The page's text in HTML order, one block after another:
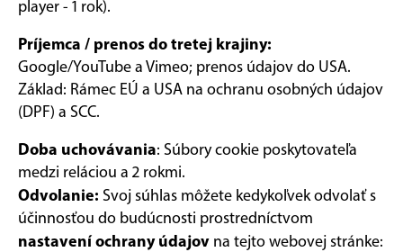
player - 1 rok).
Príjemca / prenos do tretej krajiny:
Google/YouTube a Vimeo; prenos údajov do USA.
Základ: Rámec EÚ a USA na ochranu osobných údajov
(DPF) a SCC.
Doba uchovávania: Súbory cookie poskytovateľa
medzi reláciou a 2 rokmi.
Odvolanie: Svoj súhlas môžete kedykoľvek odvolať s
účinnosťou do budúcnosti prostredníctvom
nastavení ochrany údajov na tejto webovej stránke: